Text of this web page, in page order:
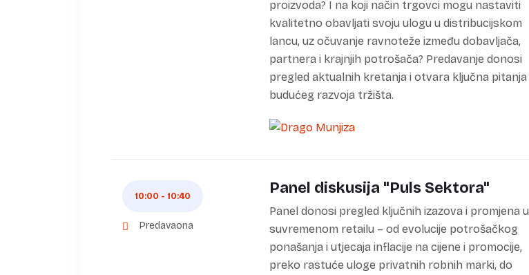
proizvoda? I na koji način trgovci mogu nastaviti
kvalitetno obavljati svoju ulogu u distribucijskom
lancu, uz očuvanje ravnoteže između dobavljača,
partnera i krajnjih potrošača? Predavanje donosi
pregled aktualnih kretanja i otvara ključna pitanja
budućeg razvoja tržišta.
10:00 - 10:40
Predavaona
Panel diskusija "Puls Sektora"
Panel donosi pregled ključnih izazova i promjena u
suvremenom retailu – od evolucije potrošačkog
ponašanja i utjecaja inflacije na cijene i promocije,
preko rastuće uloge privatnih robnih marki, do